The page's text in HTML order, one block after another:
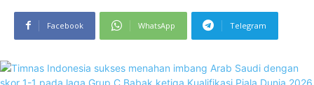
Facebook WhatsApp Telegram